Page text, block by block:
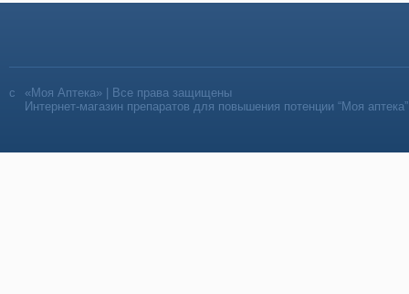
«Моя Аптека» | Все права защищены
Интернет-магазин препаратов для повышения потенции “Моя